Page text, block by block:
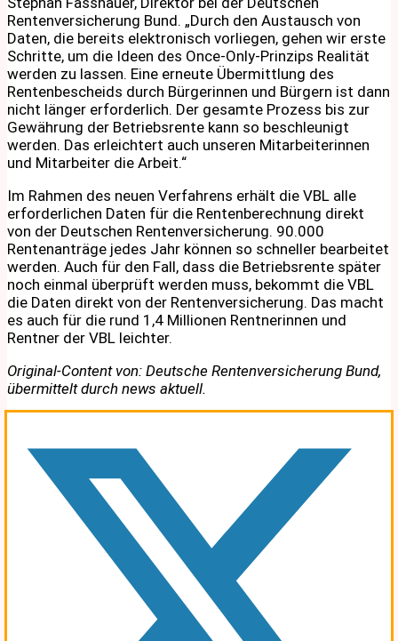
Rentenversicherung Bund. „Durch den Austausch von
Daten, die bereits elektronisch vorliegen, gehen wir erste
Schritte, um die Ideen des Once-Only-Prinzips Realität
werden zu lassen. Eine erneute Übermittlung des
Rentenbescheids durch Bürgerinnen und Bürgern ist dann
nicht länger erforderlich. Der gesamte Prozess bis zur
Gewährung der Betriebsrente kann so beschleunigt
werden. Das erleichtert auch unseren Mitarbeiterinnen
und Mitarbeiter die Arbeit.“
Im Rahmen des neuen Verfahrens erhält die VBL alle
erforderlichen Daten für die Rentenberechnung direkt
von der Deutschen Rentenversicherung. 90.000
Rentenanträge jedes Jahr können so schneller bearbeitet
werden. Auch für den Fall, dass die Betriebsrente später
noch einmal überprüft werden muss, bekommt die VBL
die Daten direkt von der Rentenversicherung. Das macht
es auch für die rund 1,4 Millionen Rentnerinnen und
Rentner der VBL leichter.
Original-Content von: Deutsche Rentenversicherung Bund,
übermittelt durch news aktuell.